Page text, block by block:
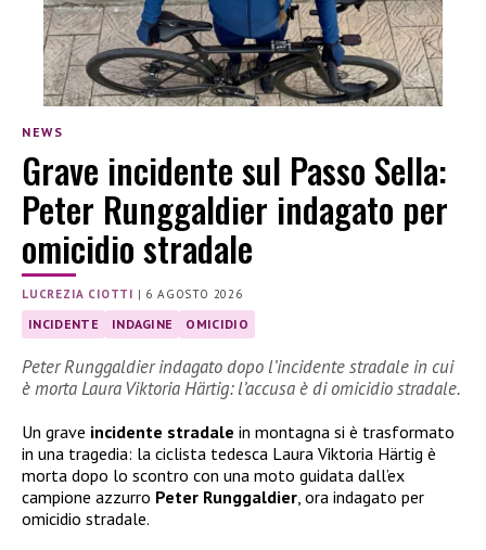
NEWS
Grave incidente sul Passo Sella:
Peter Runggaldier indagato per
omicidio stradale
LUCREZIA CIOTTI | 6 AGOSTO 2026
INCIDENTE INDAGINE OMICIDIO
Peter Runggaldier indagato dopo l’incidente stradale in cui
è morta Laura Viktoria Härtig: l’accusa è di omicidio stradale.
Un grave incidente stradale in montagna si è trasformato
in una tragedia: la ciclista tedesca Laura Viktoria Härtig è
morta dopo lo scontro con una moto guidata dall’ex
campione azzurro Peter Runggaldier, ora indagato per
omicidio stradale.